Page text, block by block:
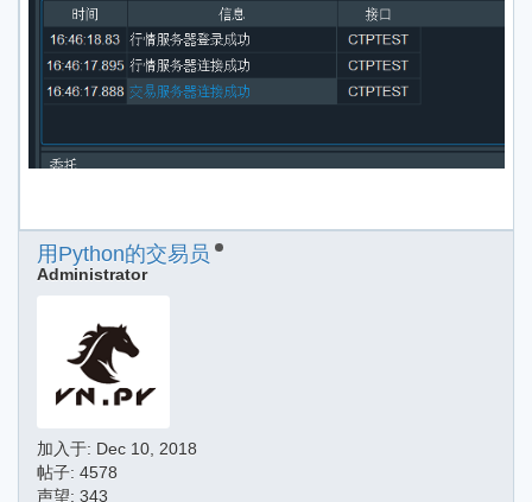
用Python的交易员
Administrator
加入于: Dec 10, 2018
帖子: 4578
声望: 343